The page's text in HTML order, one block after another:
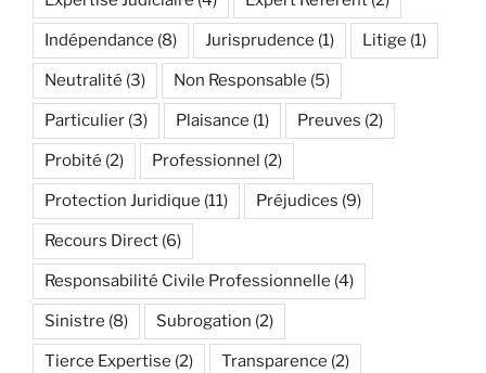
Indépendance (8) Jurisprudence (1) Litige (1)
Neutralité (3) Non Responsable (5)
Particulier (3) Plaisance (1) Preuves (2)
Probité (2) Professionnel (2)
Protection Juridique (11) Préjudices (9)
Recours Direct (6)
Responsabilité Civile Professionnelle (4)
Sinistre (8) Subrogation (2)
Tierce Expertise (2) Transparence (2)